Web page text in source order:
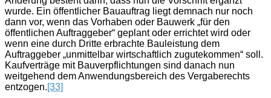
wurde. Ein öffentlicher Bauauftrag liegt demnach nur noch
dann vor, wenn das Vorhaben oder Bauwerk „für den
öffentlichen Auftraggeber“ geplant oder errichtet wird oder
wenn eine durch Dritte erbrachte Bauleistung dem
Auftraggeber „unmittelbar wirtschaftlich zugutekommen“ soll.
Kaufverträge mit Bauverpflichtungen sind danach nun
weitgehend dem Anwendungsbereich des Vergaberechts
entzogen.[33]